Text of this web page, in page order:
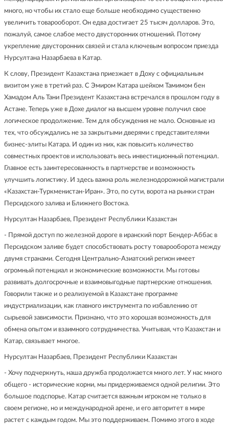
много, но чтобы их стало еще больше необходимо существенно
увеличить товарооборот. Он едва достигает 25 тысяч долларов. Это,
пожалуй, самое слабое место двусторонних отношений. Потому
укрепление двусторонних связей и стала ключевым вопросом приезда
Нурсултана Назарбаева в Катар.
К слову, Президент Казахстана приезжает в Доху с официальным
визитом уже в третий раз. С Эмиром Катара шейхом Тамимом бен
Хамадом Аль Тани Президент Казахстана встречался в прошлом году в
Астане. Теперь уже в Дохе диалог на высшем уровне получил свое
логическое продолжение. Тем для обсуждения не мало. Основные из
тех, что обсуждались не за закрытыми дверями с представителями
бизнес-элиты Катара. И один из них, как повысить количество
совместных проектов и использовать весь инвестиционный потенциал.
Главное есть заинтересованность в партнерстве и возможность
улучшить логистику. И здесь важна роль железнодорожной магистрали
«Казахстан-Туркменистан-Иран». Это, по сути, ворота на рынки стран
Персидского залива и Ближнего Востока.
Нурсултан Назарбаев, Президент Республики Казахстан
- Прямой доступ по железной дороге в иранский порт Бендер-Аббас в
Персидском заливе будет способствовать росту товарооборота между
двумя странами. Сегодня Центрально-Азиатский регион имеет
огромный потенциал и экономические возможности. Мы готовы
развивать долгосрочные и взаимовыгодные партнерские отношения.
Говорили также и о реализуемой в Казахстане программе
индустриализации, как главного инструмента по избавлению от
сырьевой зависимости. Признано, что это хорошая возможность для
обмена опытом и взаимного сотрудничества. Учитывая, что Казахстан и
Катар, связывает многое.
Нурсултан Назарбаев, Президент Республики Казахстан
- Хочу подчеркнуть, наша дружба продолжается много лет. У нас много
общего - исторические корни, мы придерживаемся одной религии. Это
большое подспорье. Катар считается важным игроком не только в
своем регионе, но и международной арене, и его авторитет в мире
растет с каждым годом. Мы это поддерживаем. Помимо этого в ходе